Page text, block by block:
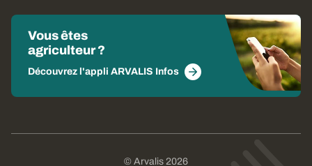
Vous êtes
agriculteur ?
Découvrez l'appli ARVALIS Infos
© Arvalis 2026